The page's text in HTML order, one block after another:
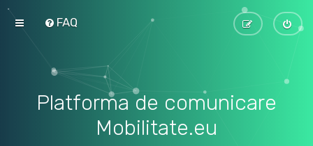
FAQ
Platforma de comunicare
Mobilitate.eu